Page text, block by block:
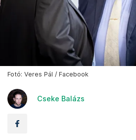
Fotó: Veres Pál / Facebook
Cseke Balázs